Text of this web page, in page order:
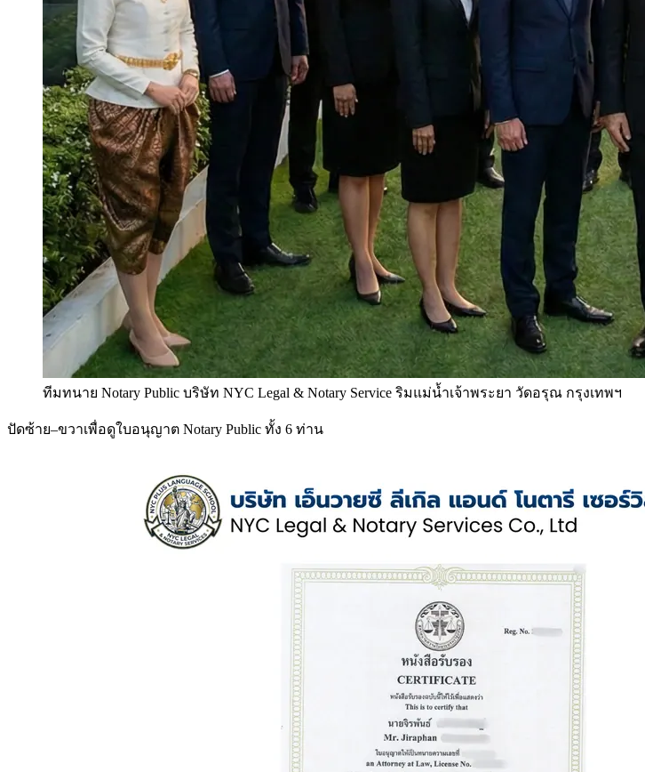
ทีมทนาย Notary Public บริษัท NYC Legal & Notary Service ริมแม่น้ำเจ้าพระยา วัดอรุณ กรุงเทพฯ
ปัดซ้าย–ขวาเพื่อดูใบอนุญาต Notary Public ทั้ง 6 ท่าน